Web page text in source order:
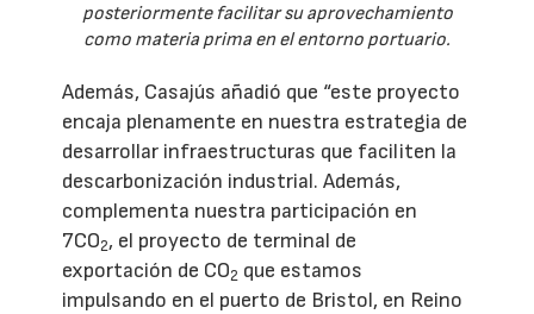
posteriormente facilitar su aprovechamiento
como materia prima en el entorno portuario.
Además, Casajús añadió que “este proyecto
encaja plenamente en nuestra estrategia de
desarrollar infraestructuras que faciliten la
descarbonización industrial. Además,
complementa nuestra participación en
7CO2, el proyecto de terminal de
exportación de CO2 que estamos
impulsando en el puerto de Bristol, en Reino